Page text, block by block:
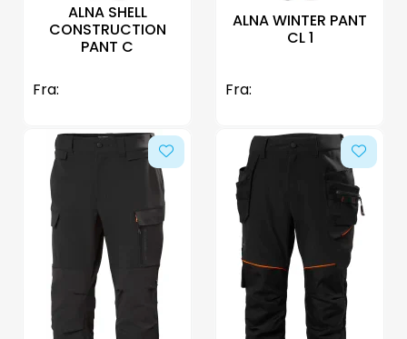
ALNA SHELL
CONSTRUCTION
PANT C
Fra:
ALNA WINTER PANT
CL 1
Fra: